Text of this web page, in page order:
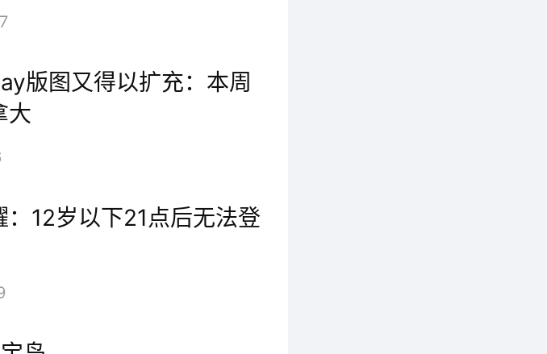
达8K输出分辨率的
Jaunt ONE还提供
较高20小时连续录
的设计可以承受恶劣
播电视协会活动中，
版图又得以扩充：本周
大
：12岁以下21点后无法登